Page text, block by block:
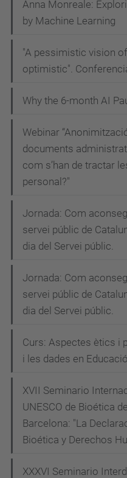
01-
31T18:30:00+01:00
2023-
01-
31T23:59:59+01:00
Anna Monreale:
by Machine Learning
"A pessimistic vision
optimistic".
Why the 6-month AI
Webinar
documents
com s’han de tractar
personal?"
Jornada: Com
servei públic de
dia del Servei públic.
Jornada: Com
servei públic de
dia del Servei públic.
Curs: Aspectes ètics i
i les dades en
XVII Seminario
UNESCO de Bioética
Barcelona: "La
Bioética y Derechos
XXXVI Seminario